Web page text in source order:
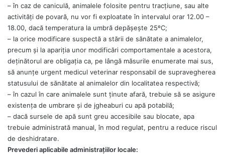
– în caz de caniculă, animalele folosite pentru tracţiune, sau alte
activităţi de povară, nu vor fi exploatate în intervalul orar 12.00 –
18.00, dacă temperatura la umbră depăşeşte 25ºC;
– la orice modificare suspectă a stării de sănătate a animalelor,
precum şi la apariția unor modificări comportamentale a acestora,
deţinătorul are obligaţia ca, pe lângă măsurile enumerate mai sus,
să anunţe urgent medicul veterinar responsabil de supravegherea
statusului de sănătate al animalelor din localitatea respectivă;
– în cazul în care animalele sunt ţinute afară, trebuie să se asigure
existența de umbrare şi de jgheaburi cu apă potabilă;
– dacă sursele de apă sunt greu accesibile sau blocate, apa
trebuie administrată manual, în mod regulat, pentru a reduce riscul
de deshidratare.
Prevederi aplicabile administraţiilor locale: